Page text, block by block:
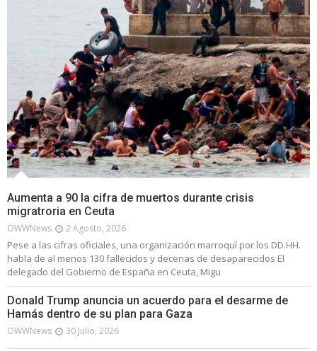
Aumenta a 90 la cifra de muertos durante crisis
migratroria en Ceuta
OWWNews 2 Agosto, 2026
Pese a las cifras oficiales, una organización marroquí por los DD.HH.
habla de al menos 130 fallecidos y decenas de desaparecidos El
delegado del Gobierno de España en Ceuta, Migu
Donald Trump anuncia un acuerdo para el desarme de
Hamás dentro de su plan para Gaza
OWWNews 30 Julio, 2026